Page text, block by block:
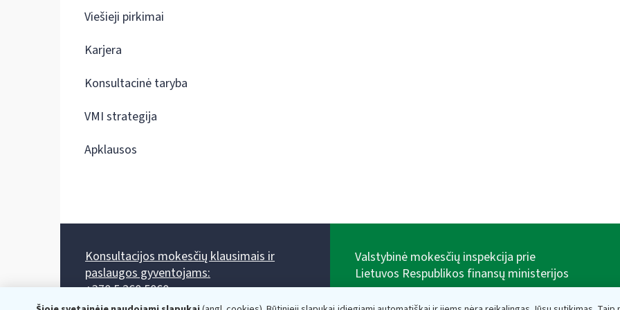
Viešieji pirkimai
Karjera
Konsultacinė taryba
VMI strategija
Apklausos
Konsultacijos mokesčių klausimais ir
paslaugos gyventojams:
+370 5 260 5060
Darbo laikas: I-IV 8.00-17.00, V 8.00-15.45.
Valstybinė mokesčių inspekcija prie
Lietuvos Respublikos finansų ministerijos
adresas: Vasario 16-osios g. 14, 01107 Vilnius, Lietuva,